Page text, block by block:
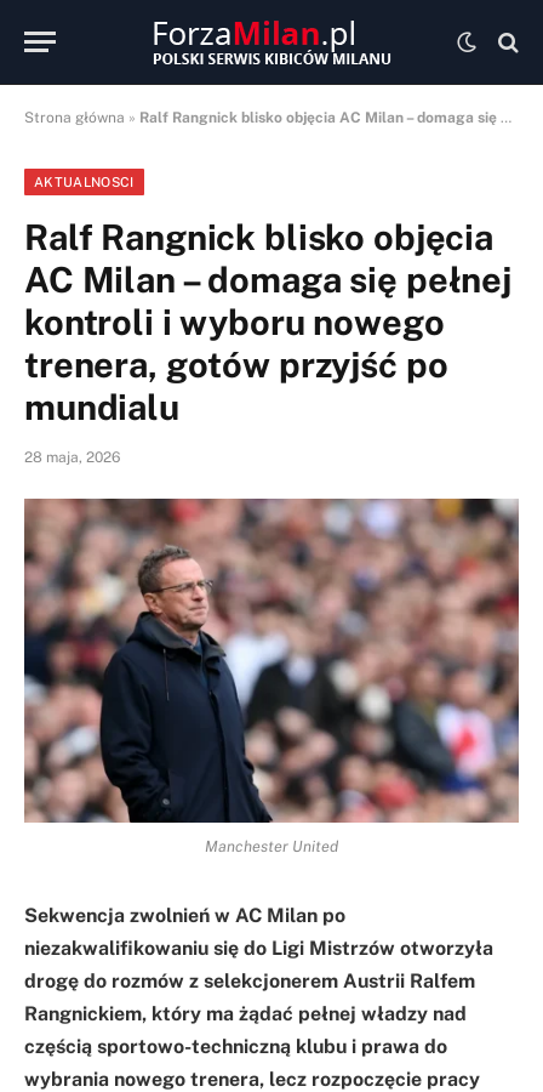
Strona główna » Ralf Rangnick blisko objęcia AC Milan – domaga się pełnej kontroli i wyboru nowego trenera, gotów przyjść po mundialu
AKTUALNOSCI
Ralf Rangnick blisko objęcia
AC Milan – domaga się pełnej
kontroli i wyboru nowego
trenera, gotów przyjść po
mundialu
28 maja, 2026
Manchester United
Sekwencja zwolnień w AC Milan po
niezakwalifikowaniu się do Ligi Mistrzów otworzyła
drogę do rozmów z selekcjonerem Austrii Ralfem
Rangnickiem, który ma żądać pełnej władzy nad
częścią sportowo-techniczną klubu i prawa do
wybrania nowego trenera, lecz rozpoczęcie pracy